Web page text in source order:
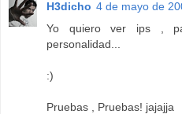
H3dicho 4 de mayo de
Yo quiero ver ips ,
personalidad...
:)
Pruebas , Pruebas! jajajja